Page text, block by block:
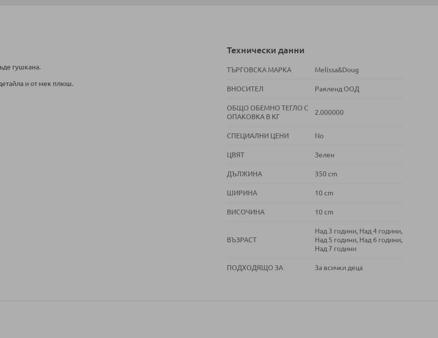
гушкана.
и от мек плюш.
Технически данни
ТЪРГОВСКА МАРКА Melissa&Doug
ВНОСИТЕЛ Раяленд ООД
ОБЩО ОБЕМНО ТЕГЛО С
ОПАКОВКА В КГ
2.000000
СПЕЦИАЛНИ ЦЕНИ No
ЦВЯТ Зелен
ДЪЛЖИНА 350 cm
ШИРИНА 10 cm
ВИСОЧИНА 10 cm
ВЪЗРАСТ
Над 3 години, Над 4 години,
Над 5 години, Над 6 години,
Над 7 години
ПОДХОДЯЩО ЗА За всички деца